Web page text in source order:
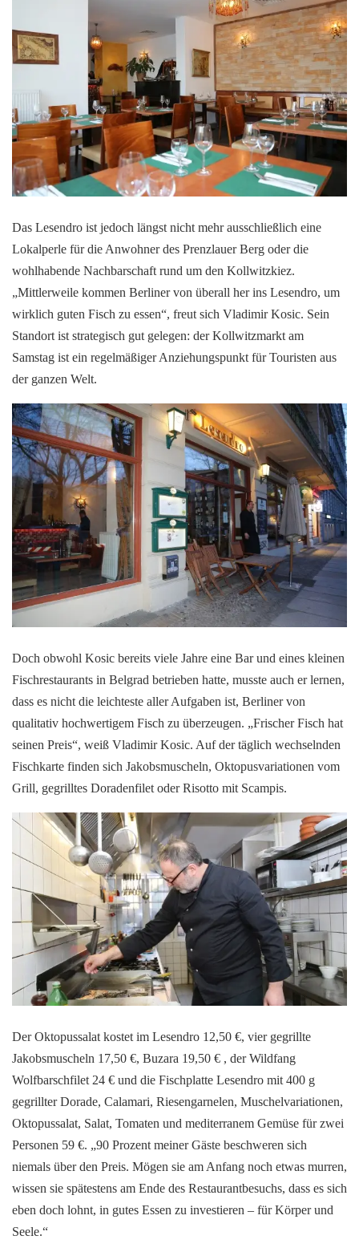
Das Lesendro ist jedoch längst nicht mehr ausschließlich eine
Lokalperle für die Anwohner des Prenzlauer Berg oder die
wohlhabende Nachbarschaft rund um den Kollwitzkiez.
„Mittlerweile kommen Berliner von überall her ins Lesendro, um
wirklich guten Fisch zu essen“, freut sich Vladimir Kosic. Sein
Standort ist strategisch gut gelegen: der Kollwitzmarkt am
Samstag ist ein regelmäßiger Anziehungspunkt für Touristen aus
der ganzen Welt.
Doch obwohl Kosic bereits viele Jahre eine Bar und eines kleinen
Fischrestaurants in Belgrad betrieben hatte, musste auch er lernen,
dass es nicht die leichteste aller Aufgaben ist, Berliner von
qualitativ hochwertigem Fisch zu überzeugen. „Frischer Fisch hat
seinen Preis“, weiß Vladimir Kosic. Auf der täglich wechselnden
Fischkarte finden sich Jakobsmuscheln, Oktopusvariationen vom
Grill, gegrilltes Doradenfilet oder Risotto mit Scampis.
Der Oktopussalat kostet im Lesendro 12,50 €, vier gegrillte
Jakobsmuscheln 17,50 €, Buzara 19,50 € , der Wildfang
Wolfbarschfilet 24 € und die Fischplatte Lesendro mit 400 g
gegrillter Dorade, Calamari, Riesengarnelen, Muschelvariationen,
Oktopussalat, Salat, Tomaten und mediterranem Gemüse für zwei
Personen 59 €. „90 Prozent meiner Gäste beschweren sich
niemals über den Preis. Mögen sie am Anfang noch etwas murren,
wissen sie spätestens am Ende des Restaurantbesuchs, dass es sich
eben doch lohnt, in gutes Essen zu investieren – für Körper und
Seele.“